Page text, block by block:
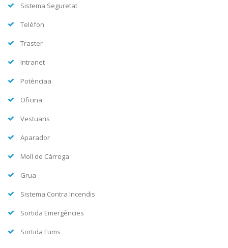
Sistema Seguretat
Telèfon
Traster
Intranet
Potènciaa
Oficina
Vestuaris
Aparador
Moll de Càrrega
Grua
Sistema Contra Incendis
Sortida Emergències
Sortida Fums